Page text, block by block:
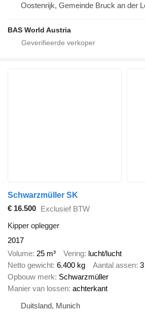
Oostenrijk, Gemeinde Bruck an der
BAS World Austria
Schwarzmüller SK
€ 16.500 Exclusief BTW
Kipper oplegger
2017
Volume 25 m³ Vering lucht/lucht
Netto gewicht 6.400 kg Aantal assen 3
Opbouw merk Schwarzmüller
Manier van lossen achterkant
Duitsland, Munich